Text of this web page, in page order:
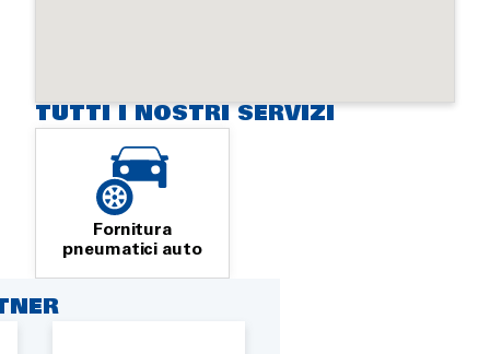
TUTTI I NOSTRI SERVIZI
Fornitura
pneumatici auto